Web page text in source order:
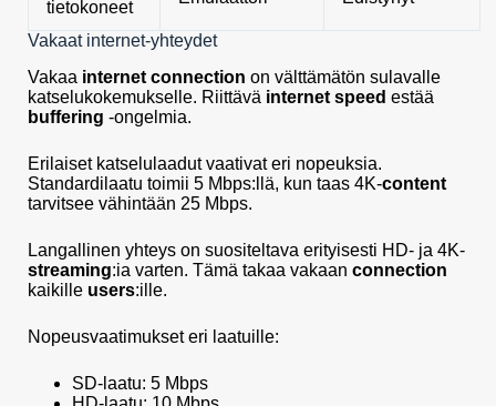
tietokoneet
Vakaat internet-yhteydet
Vakaa internet connection on välttämätön sulavalle
katselukokemukselle. Riittävä internet speed estää
buffering -ongelmia.
Erilaiset katselulaadut vaativat eri nopeuksia.
Standardilaatu toimii 5 Mbps:llä, kun taas 4K-content
tarvitsee vähintään 25 Mbps.
Langallinen yhteys on suositeltava erityisesti HD- ja 4K-
streaming:ia varten. Tämä takaa vakaan connection
kaikille users:ille.
Nopeusvaatimukset eri laatuille:
SD-laatu: 5 Mbps